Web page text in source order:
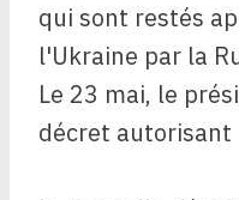
qui sont restés
l'Ukraine par la
Le 23 mai, le
décret autorisant